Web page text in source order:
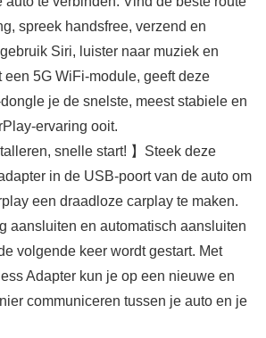
spreek handsfree, verzend en
Siri, luister naar muziek en
een 5G WiFi-module, geeft deze
je de snelste, meest stabiele en
ervaring ooit.
snelle start! 】Steek deze
in de USB-poort van de auto om
een draadloze carplay te maken.
aansluiten en automatisch aansluiten
volgende keer wordt gestart. Met
Adapter kun je op een nieuwe en
communiceren tussen je auto en je